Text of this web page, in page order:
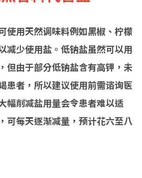
使用天然调味料例如黑椒、柠檬
减少使用盐。低钠盐虽然可以用
但由于部分低钠盐含有高钾，未
患者，所以建议使用前需谘询医
幅削减盐用量会令患者难以适
可每天逐渐减量，预计花六至八